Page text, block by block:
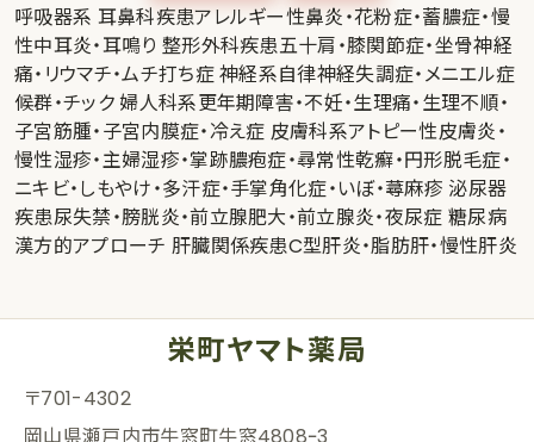
呼吸器系 耳鼻科疾患アレルギー性鼻炎・花粉症・蓄膿症・慢
性中耳炎・耳鳴り 整形外科疾患五十肩・膝関節症・坐骨神経
痛・リウマチ・ムチ打ち症 神経系自律神経失調症・メニエル症
候群・チック 婦人科系更年期障害・不妊・生理痛・生理不順・
子宮筋腫・子宮内膜症・冷え症 皮膚科系アトピー性皮膚炎・
慢性湿疹・主婦湿疹・掌跡膿疱症・尋常性乾癬・円形脱毛症・
ニキビ・しもやけ・多汗症・手掌角化症・いぼ・蕁麻疹 泌尿器
疾患尿失禁・膀胱炎・前立腺肥大・前立腺炎・夜尿症 糖尿病
漢方的アプローチ 肝臓関係疾患C型肝炎・脂肪肝・慢性肝炎
栄町ヤマト薬局
〒701-4302
岡山県瀬戸内市牛窓町牛窓4808ｰ3